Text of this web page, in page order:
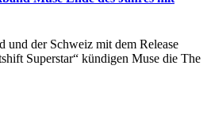
und der Schweiz mit dem Release
Superstar“ kündigen Muse die The